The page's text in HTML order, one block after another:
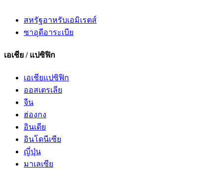
สหรัฐอาหรับเอมิเรตส์
ซาอุดีอาระเบีย
เอเชีย / แปซิฟิก
เอเชียแปซิฟิก
ออสเตรเลีย
จีน
ฮ่องกง
อินเดีย
อินโดนีเซีย
ญี่ปุ่น
มาเลเซีย